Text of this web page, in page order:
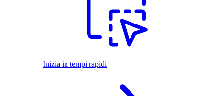
Inizia in tempi rapidi